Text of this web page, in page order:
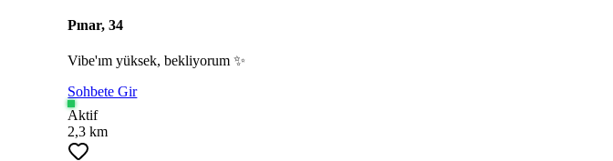
Pınar, 34
Vibe'ım yüksek, bekliyorum ✨
Sohbete Gir
Aktif
2,3 km